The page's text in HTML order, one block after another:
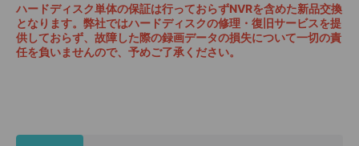
ハードディスク単体の保証は行っておらずNVRを含めた新品交換
となります。弊社ではハードディスクの修理・復旧サービスを提
供しておらず、故障した際の録画データの損失について一切の責
任を負いませんので、予めご了承ください。